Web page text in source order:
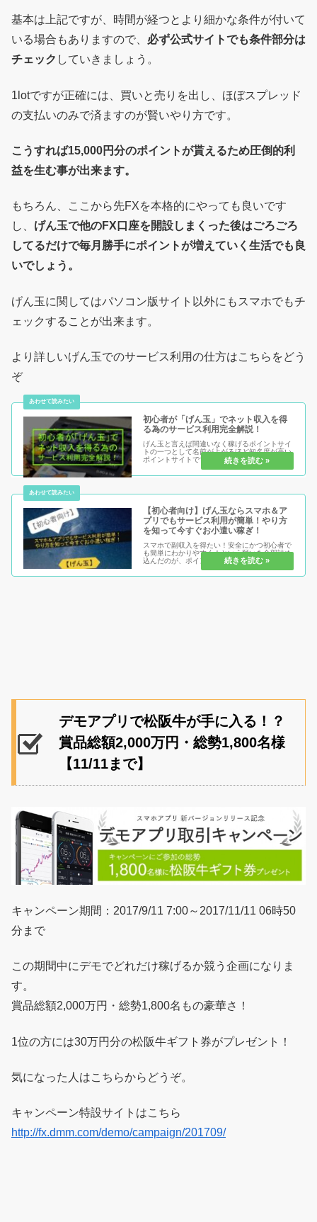
基本は上記ですが、時間が経つとより細かな条件が付いて
いる場合もありますので、 必ず公式サイトでも条件部分は
チェック していきましょう。
1lotですが正確には、買いと売りを出し、ほぼスプレッド
の支払いのみで済ますのが賢いやり方です。
こうすれば15,000円分のポイントが貰えるため圧倒的利
益を生む事が出来ます。
もちろん、ここから先FXを本格的にやっても良いです
し、 げん玉で他のFX口座を開設しまくった後はごろごろ
してるだけで毎月勝手にポイントが増えていく生活でも良
いでしょう。
げん玉に関してはパソコン版サイト以外にもスマホでもチ
ェックすることが出来ます。
より詳しいげん玉でのサービス利用の仕方はこちらをどう
ぞ
初心者が「げん玉」でネット収入を得
る為のサービス利用完全解説！
げん玉と言えば間違いなく稼げるポイントサイ
トの一つとして名前が上がるほど知名度が高い
ポイントサイトです。 しかし初心者の場合、感
覚的にはやり方は分かってもどうやるのが本当
に稼げるのか。そうした事も含めてげん玉での
【初心者向け】げん玉ならスマホ＆ア
プリでもサービス利用が簡単！やり方
を知って今すぐお小遣い稼ぎ！
スマホで副収入を得たい！安全にかつ初心者で
も簡単にわかりやすく！という願いを全部詰め
込んだのが、ポイントサイト「げん玉」です。
特に今回は、そのげん玉のスマホ版の使い方に
ついて紹介していますのでぜひ、まだ知らない
デモアプリで松阪牛が手に入る！？
賞品総額2,000万円・総勢1,800名様
【11/11まで】
キャンペーン期間：2017/9/11 7:00～2017/11/11 06時50
分まで
この期間中にデモでどれだけ稼げるか競う企画になりま
す。
賞品総額2,000万円・総勢1,800名もの豪華さ！
1位の方には30万円分の松阪牛ギフト券がプレゼント！
気になった人はこちらからどうぞ。
キャンペーン特設サイトはこちら
http://fx.dmm.com/demo/campaign/201709/